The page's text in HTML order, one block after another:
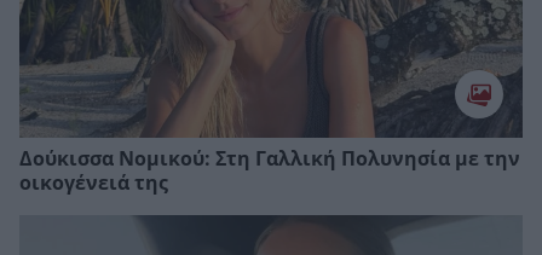
Δούκισσα Νομικού: Στη Γαλλική Πολυνησία με την
οικογένειά της